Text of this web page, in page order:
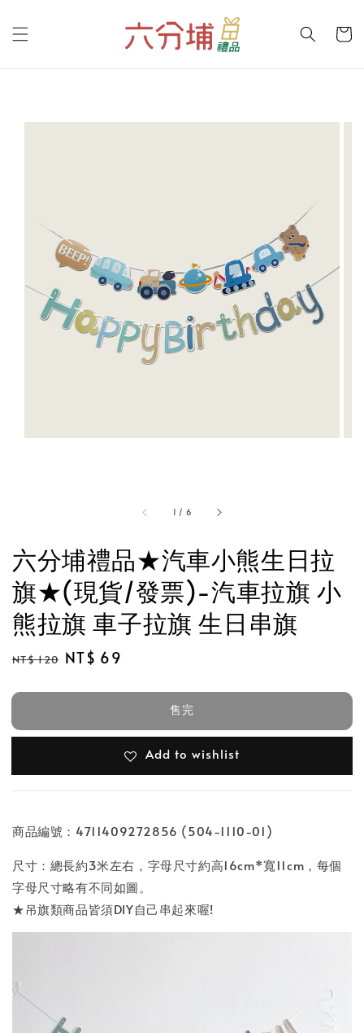
1 / 6
六分埔禮品★汽車小熊生日拉
旗★(現貨/發票)-汽車拉旗 小
熊拉旗 車子拉旗 生日串旗
Regular
NT$ 120 Sale
NT$ 69
售完
Add to wishlist
商品編號：4711409272856 (504-1110-01)
尺寸：總長約3米左右，字母尺寸約高16cm*寬11cm，每個
字母尺寸略有不同如圖。
★吊旗類商品皆須DIY自己串起來喔!